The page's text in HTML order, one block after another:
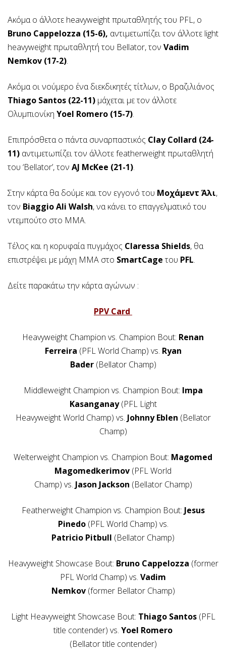
Ακόμα ο άλλοτε heavyweight πρωταθλητής του PFL, ο
Bruno Cappelozza (15-6), αντιμετωπίζει τον άλλοτε light
heavyweight πρωταθλητή του Bellator, τον Vadim
Nemkov (17-2).
Ακόμα οι νούμερο ένα διεκδικητές τίτλων, ο Βραζιλιάνος
Thiago Santos (22-11) μάχεται με τον άλλοτε
Ολυμπιονίκη Yoel Romero (15-7).
Επιπρόσθετα ο πάντα συναρπαστικός Clay Collard (24-
11) αντιμετωπίζει τον άλλοτε featherweight πρωταθλητή
του ‘Bellator’, τον AJ McKee (21-1).
Στην κάρτα θα δούμε και τον εγγονό του Μοχάμεντ Άλι,
τον Biaggio Ali Walsh, να κάνει το επαγγελματικό του
ντεμπούτο στο ΜΜΑ.
Τέλος και η κορυφαία πυγμάχος Claressa Shields, θα
επιστρέψει με μάχη ΜΜΑ στο SmartCageτου PFL.
Δείτε παρακάτω την κάρτα αγώνων :
PPV Card
Heavyweight Champion vs. Champion Bout: Renan
Ferreira (PFL World Champ) vs. Ryan
Bader(Bellator Champ)
Middleweight Champion vs. Champion Bout: Impa
Kasanganay(PFL Light
Heavyweight World Champ) vs. Johnny Eblen (Bellator
Champ)
Welterweight Champion vs. Champion Bout: Magomed
Magomedkerimov (PFL World
Champ) vs. Jason Jackson (Bellator Champ)
Featherweight Champion vs. Champion Bout: Jesus
Pinedo(PFL World Champ) vs.
Patricio Pitbull (Bellator Champ)
Heavyweight Showcase Bout: Bruno Cappelozza (former
PFL World Champ) vs. Vadim
Nemkov(former Bellator Champ)
Light Heavyweight Showcase Bout: Thiago Santos(PFL
title contender) vs. Yoel Romero
(Bellator title contender)